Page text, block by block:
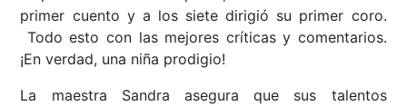
primer cuento y a los siete dirigió su primer coro.
Todo esto con las mejores críticas y comentarios.
¡En verdad, una niña prodigio!
La maestra Sandra asegura que sus talentos